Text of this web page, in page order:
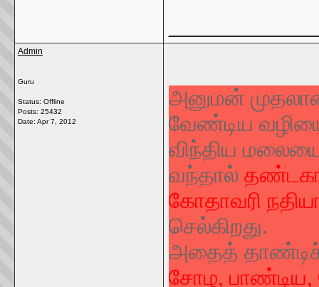
Admin
Guru
Status: Offline
Posts: 25432
Date: Apr 7, 2012
அனுமன்
வேண்டிய
விந்திய
வந்தால்
கோதாவரி
செல்கிறது.
அதைத்
சோழ, பாண்டிய,